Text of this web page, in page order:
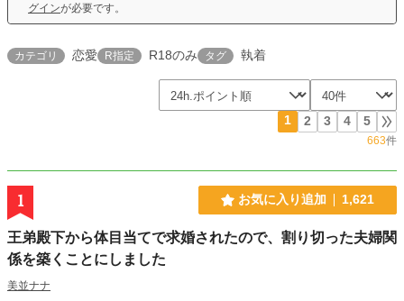
グインが必要です。
カテゴリ 恋愛 R指定 R18のみ タグ 執着
1 2 3 4 5
663件
1 お気に入り追加 1,621
王弟殿下から体目当てで求婚されたので、割り切った夫婦関
係を築くことにしました
美並ナナ